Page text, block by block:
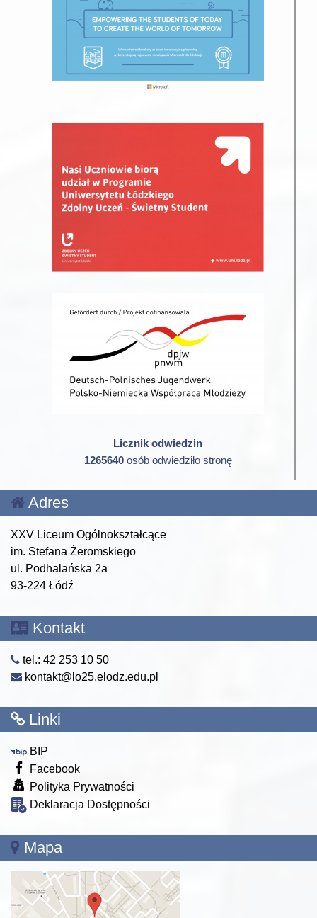
Licznik odwiedzin
1265640osób odwiedziło stronę
Adres
XXV Liceum Ogólnokształcące
im. Stefana Żeromskiego
ul. Podhalańska 2a
93-224 Łódź
Kontakt
tel.: 42 253 10 50
kontakt@lo25.elodz.edu.pl
Linki
BIP
Facebook
Polityka Prywatności
Deklaracja Dostępności
Mapa